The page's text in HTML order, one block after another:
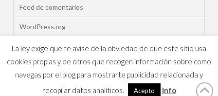
Feed de comentarios
WordPress.org
Muebles Peñalver X THEME
La ley exige que te avise de la obviedad de que este sitio usa
cookies propias y de otros que recogen información sobre como
navegas por el blog para mostrarte publicidad relacionada y
recopilar datos analíticos.
Acepto info